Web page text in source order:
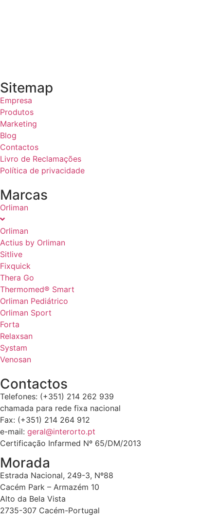
Sitemap
Empresa
Produtos
Marketing
Blog
Contactos
Livro de Reclamações
Política de privacidade
Marcas
Orliman
Orliman
Actius by Orliman
Sitlive
Fixquick
Thera Go
Thermomed® Smart
Orliman Pediátrico
Orliman Sport
Forta
Relaxsan
Systam
Venosan
Contactos
Telefones: (+351) 214 262 939
chamada para rede fixa nacional
Fax: (+351) 214 264 912
e-mail: geral@interorto.pt
Certificação Infarmed Nº 65/DM/2013
Morada
Estrada Nacional, 249-3, Nº88
Cacém Park – Armazém 10
Alto da Bela Vista
2735-307 Cacém-Portugal